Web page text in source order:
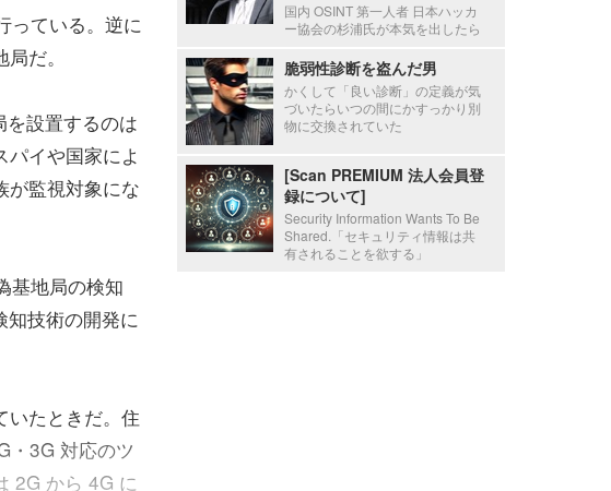
っている。逆に
だ。
設置するのは
イや国家によ
が監視対象にな
基地局の検知
技術の開発に
いたときだ。住
・3G 対応のツ
2G から 4G に
国内 OSINT 第一人者 日本ハッカ
ー協会の杉浦氏が本気を出したら
脆弱性診断を盗んだ男
かくして「良い診断」の定義が気
づいたらいつの間にかすっかり別
物に交換されていた
[Scan PREMIUM 法人会員登
録について]
Security Information Wants To Be
Shared.「セキュリティ情報は共
有されることを欲する」